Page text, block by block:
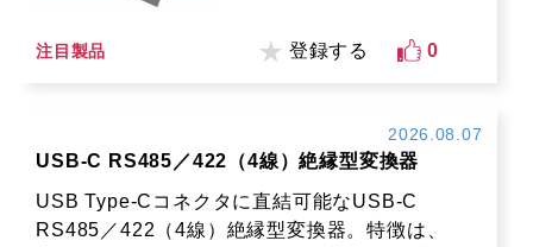
注目製品 登録する 0
2026.08.07
USB-C RS485／422（4線）絶縁型変換器
USB Type-Cコネクタに直結可能なUSB-C
RS485／422（4線）絶縁型変換器。特徴は、